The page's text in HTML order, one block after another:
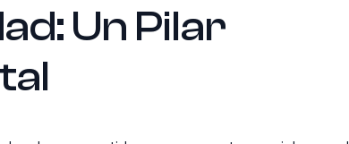
Un Pilar